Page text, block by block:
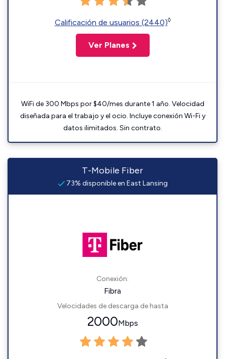
Calificación de usuarios (2440)◊
Ver Planes
WiFi de 300 Mbps por $40/mes durante 1 año. Velocidad
diseñada para el trabajo y el ocio. Incluye conexión Wi-Fi y
datos ilimitados. Sin contrato.
T-Mobile Fiber
73% disponible en East Lansing
Conexión:
Fibra
Velocidades de descarga de hasta
2000Mbps